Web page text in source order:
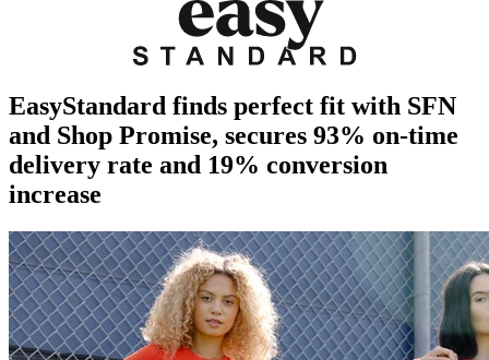
EasyStandard finds perfect fit with SFN
and Shop Promise, secures 93% on-time
delivery rate and 19% conversion
increase